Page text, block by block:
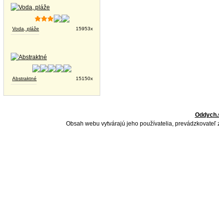
Voda, pláže 15953x
Abstraktné 15150x
Obsah webu vytvárajú jeho používatelia,